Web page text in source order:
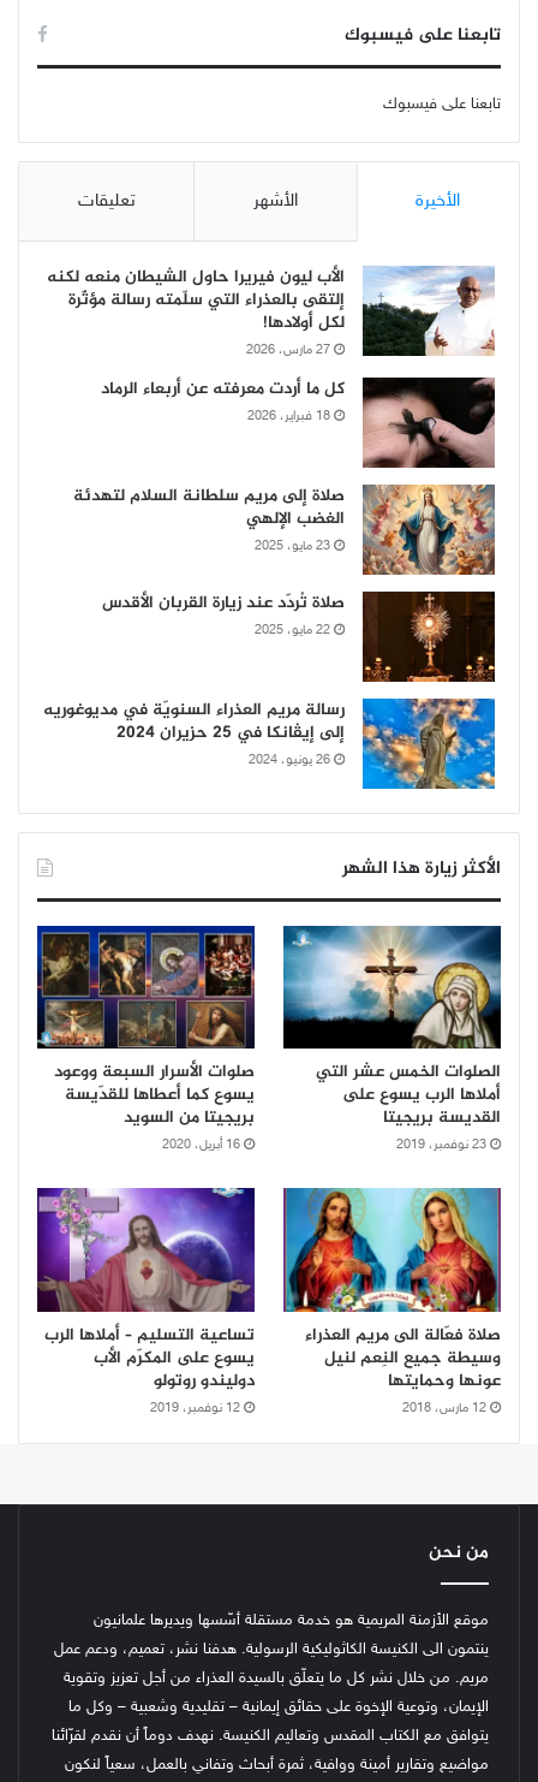
تابعنا على فيسبوك
تابعنا على فيسبوك
الأخيرة الأشهر تعليقات
الأب ليون فيريرا حاول الشيطان منعه لكنه
إلتقى بالعذراء التي سلّمته رسالة مؤثّرة
لكل أولادها!
27 مارس، 2026
كل ما أردت معرفته عن أربعاء الرماد
18 فبراير، 2026
صلاة إلى مريم سلطانة السلام لتهدئة
الغضب الإلهي
23 مايو، 2025
صلاة تُردّد عند زيارة القربان الأقدس
22 مايو، 2025
رسالة مريم العذراء السنويّة في مديوغوريه
إلى إيڤانكا في 25 حزيران 2024
26 يونيو، 2024
الأكثر زيارة هذا الشهر
الصلوات الخمس عشر التي
أملاها الرب يسوع على
القديسة بريجيتا
23 نوفمبر، 2019
صلوات الأسرار السبعة ووعود
يسوع كما أعطاها للقدّيسة
بريجيتا من السويد
16 أبريل، 2020
صلاة فعّالة الى مريم العذراء
وسيطة جميع النِعم لنيل
عونها وحمايتها
12 مارس، 2018
تساعية التسليم – أملاها الرب
يسوع على المكرّم الأب
دوليندو روتولو
12 نوفمبر، 2019
من نحن
موقع الأزمنة المريمية هو خدمة مستقلة أسّسها ويديرها علمانيون
ينتمون الى الكنيسة الكاثوليكية الرسولية. هدفنا نشر، تعميم، ودعم عمل
مريم. من خلال نشر كل ما يتعلّق بالسيدة العذراء من أجل تعزيز وتقوية
الإيمان، وتوعية الإخوة على حقائق إيمانية – تقليدية وشعبية – وكل ما
يتوافق مع الكتاب المقدس وتعاليم الكنيسة. نهدف دوماً أن نقدم لقرّائنا
مواضيع وتقارير أمينة ووافية، ثمرة أبحاث وتفاني بالعمل، سعياً لنكون